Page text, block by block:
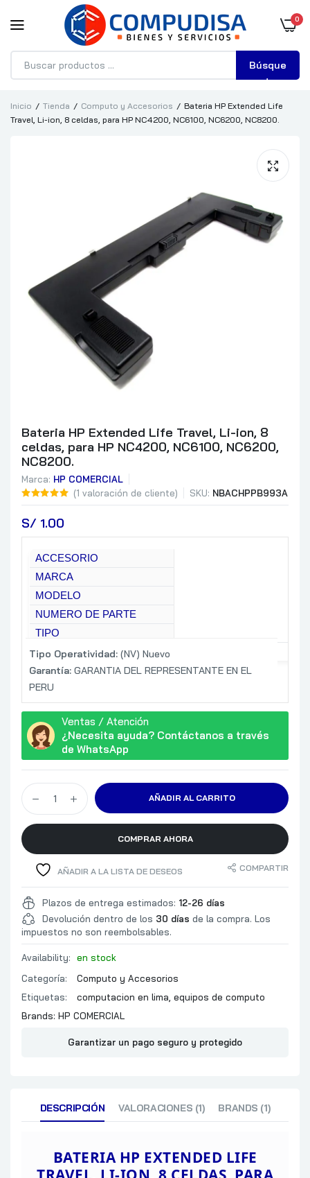
0
Búsque
da
Inicio Tienda Computo y Accesorios
Bateria HP Extended Life
Travel, Li-ion, 8 celdas, para HP NC4200, NC6100, NC6200, NC8200.
Bateria HP Extended Life Travel, Li-ion, 8
celdas, para HP NC4200, NC6100, NC6200,
NC8200.
Marca: HP COMERCIAL
(1 valoración de cliente) SKU: NBACHPPB993A
S/ 1.00
ACCESORIO
MARCA
MODELO
NUMERO DE PARTE
TIPO
EMPAQUE
Tipo Operatividad: (NV) Nuevo
Garantía: GARANTIA DEL REPRESENTANTE EN EL
PERU
Ventas / Atención
¿Necesita ayuda? Contáctanos a través
de WhatsApp
AÑADIR AL CARRITO
COMPRAR AHORA
AÑADIR A LA LISTA DE DESEOS COMPARTIR
Plazos de entrega estimados: 12-26 días
Devolución dentro de los 30 días de la compra. Los
impuestos no son reembolsables.
Availability:
en stock
Categoría:
Computo y Accesorios
Etiquetas:
computacion en lima, equipos de computo
Brands: HP COMERCIAL
Garantizar un pago seguro y protegido
DESCRIPCIÓN VALORACIONES (1) BRANDS (1)
BATERIA HP EXTENDED LIFE